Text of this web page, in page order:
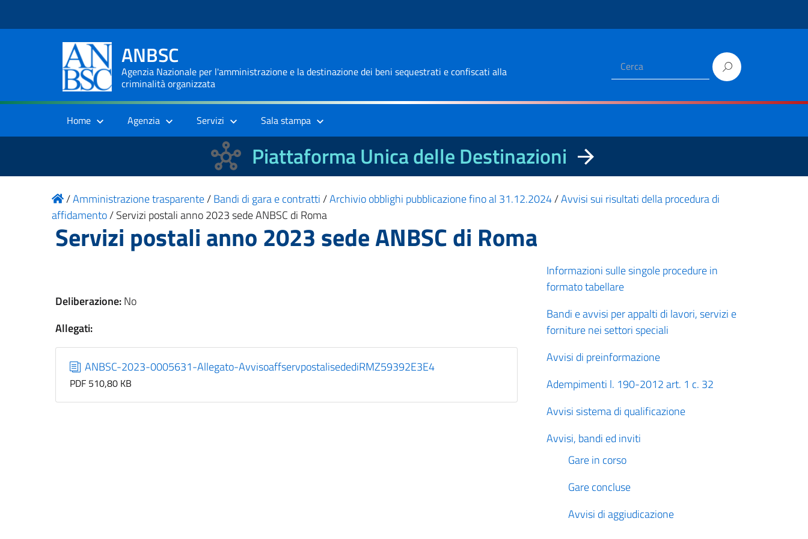
ANBSC
Agenzia Nazionale per l'amministrazione e la destinazione dei beni sequestrati e confiscati alla
criminalità organizzata
Home Agenzia Servizi Sala stampa
Piattaforma Unica delle Destinazioni
/Amministrazione trasparente/Bandi di gara e contratti/Archivio obblighi pubblicazione fino al 31.12.2024/Avvisi sui risultati della procedura di
affidamento/Servizi postali anno 2023 sede ANBSC di Roma
Servizi postali anno 2023 sede ANBSC di Roma
Deliberazione:No
Allegati:
ANBSC-2023-0005631-Allegato-AvvisoaffservpostalisedediRMZ59392E3E4
PDF 510,80 KB
Informazioni sulle singole procedure in
formato tabellare
Bandi e avvisi per appalti di lavori, servizi e
forniture nei settori speciali
Avvisi di preinformazione
Adempimenti l. 190-2012 art. 1 c. 32
Avvisi sistema di qualificazione
Avvisi, bandi ed inviti
Gare in corso
Gare concluse
Avvisi di aggiudicazione